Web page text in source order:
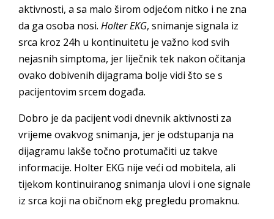
aktivnosti, a sa malo širom odjećom nitko i ne zna
da ga osoba nosi. Holter EKG, snimanje signala iz
srca kroz 24h u kontinuitetu je važno kod svih
nejasnih simptoma, jer liječnik tek nakon očitanja
ovako dobivenih dijagrama bolje vidi što se s
pacijentovim srcem događa.
Dobro je da pacijent vodi dnevnik aktivnosti za
vrijeme ovakvog snimanja, jer je odstupanja na
dijagramu lakše točno protumačiti uz takve
informacije. Holter EKG nije veći od mobitela, ali
tijekom kontinuiranog snimanja ulovi i one signale
iz srca koji na običnom ekg pregledu promaknu.